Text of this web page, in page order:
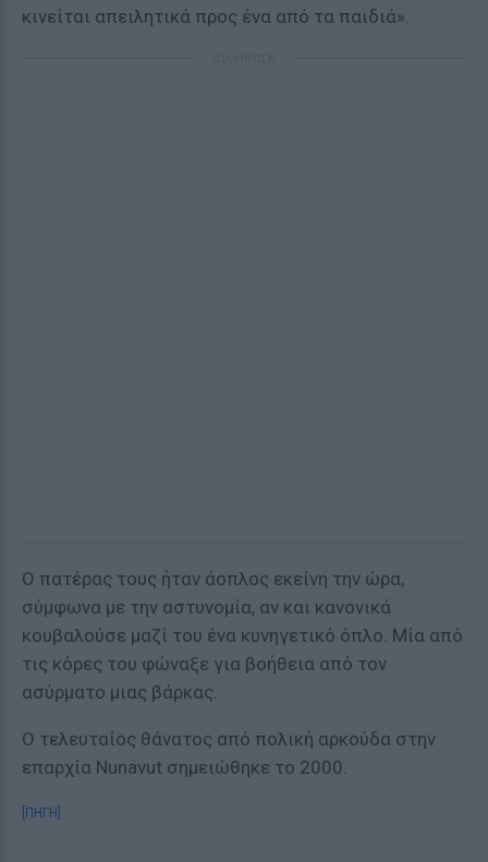
κινείται απειλητικά προς ένα από τα παιδιά».
Ο πατέρας τους ήταν άοπλος εκείνη την ώρα,
σύμφωνα με την αστυνομία, αν και κανονικά
κουβαλούσε μαζί του ένα κυνηγετικό όπλο. Μία από
τις κόρες του φώναξε για βοήθεια από τον
ασύρματο μιας βάρκας.
Ο τελευταίος θάνατος από πολική αρκούδα στην
επαρχία Nunavut σημειώθηκε το 2000.
[ΠΗΓΗ]